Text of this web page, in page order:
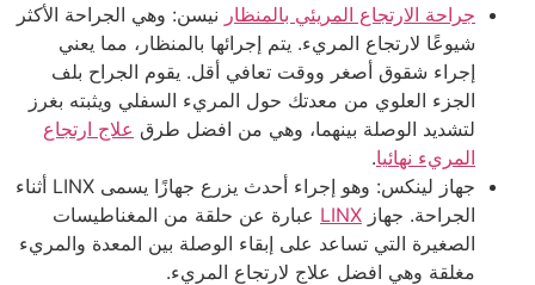
جراحة الارتجاع المريئي بالمنظار نيسن: وهي الجراحة الأكثر
شيوعًا لارتجاع المريء. يتم إجرائها بالمنظار، مما يعني
إجراء شقوق أصغر ووقت تعافي أقل. يقوم الجراح بلف
الجزء العلوي من معدتك حول المريء السفلي ويثبته بغرز
لتشديد الوصلة بينهما، وهي من افضل طرق علاج ارتجاع
المريء نهائيا.
جهاز لينكس: وهو إجراء أحدث يزرع جهازًا يسمى LINX أثناء
الجراحة. جهاز LINX عبارة عن حلقة من المغناطيسات
الصغيرة التي تساعد على إبقاء الوصلة بين المعدة والمريء
مغلقة وهي افضل علاج لارتجاع المريء.